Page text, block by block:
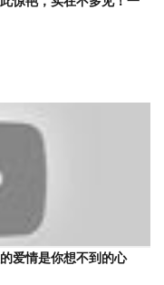
爱情是你想不到的心